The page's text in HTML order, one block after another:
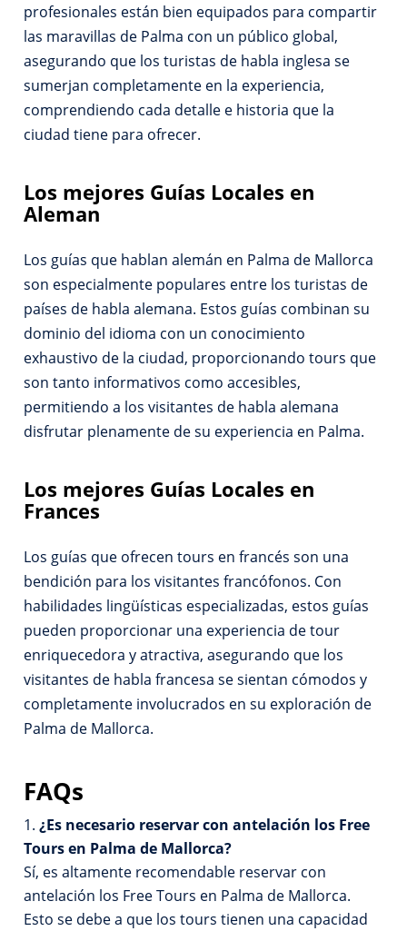
profesionales están bien equipados para compartir
las maravillas de Palma con un público global,
asegurando que los turistas de habla inglesa se
sumerjan completamente en la experiencia,
comprendiendo cada detalle e historia que la
ciudad tiene para ofrecer.
Los mejores Guías Locales en
Aleman
Los guías que hablan alemán en Palma de Mallorca
son especialmente populares entre los turistas de
países de habla alemana. Estos guías combinan su
dominio del idioma con un conocimiento
exhaustivo de la ciudad, proporcionando tours que
son tanto informativos como accesibles,
permitiendo a los visitantes de habla alemana
disfrutar plenamente de su experiencia en Palma.
Los mejores Guías Locales en
Frances
Los guías que ofrecen tours en francés son una
bendición para los visitantes francófonos. Con
habilidades lingüísticas especializadas, estos guías
pueden proporcionar una experiencia de tour
enriquecedora y atractiva, asegurando que los
visitantes de habla francesa se sientan cómodos y
completamente involucrados en su exploración de
Palma de Mallorca.
FAQs
¿Es necesario reservar con antelación los Free
Tours en Palma de Mallorca?
Sí, es altamente recomendable reservar con
antelación los Free Tours en Palma de Mallorca.
Esto se debe a que los tours tienen una capacidad